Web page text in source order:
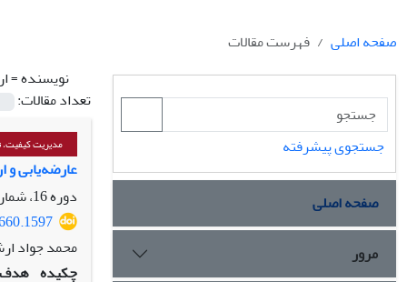
صفحه اصلی
فهرست مقالات
نویسنده =
تعداد مقالات:
مدیریت کیفیت،
عارضه‌یابی و
دوره 16، شماره 1، بهار 1405، صفحه
محمد جواد
چکیده
جستجوی پیشرفته
صفحه اصلی
مرور